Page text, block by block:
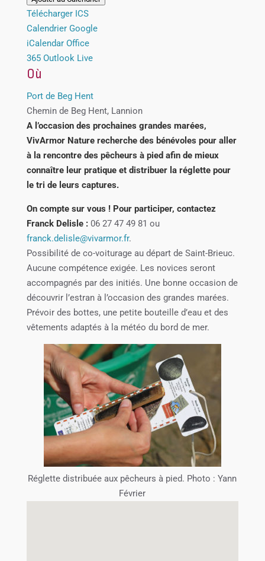
Télécharger ICS
Calendrier Google
iCalendar Office
365 Outlook Live
Où
Port de Beg Hent
Chemin de Beg Hent, Lannion
A l’occasion des prochaines grandes marées,
VivArmor Nature recherche des bénévoles pour aller
à la rencontre des pêcheurs à pied afin de mieux
connaître leur pratique et distribuer la réglette pour
le tri de leurs captures.
On compte sur vous ! Pour participer, contactez
Franck Delisle :06 27 47 49 81 ou
franck.delisle@vivarmor.fr.
Possibilité de co-voiturage au départ de Saint-Brieuc.
Aucune compétence exigée. Les novices seront
accompagnés par des initiés. Une bonne occasion de
découvrir l’estran à l’occasion des grandes marées.
Prévoir des bottes, une petite bouteille d’eau et des
vêtements adaptés à la météo du bord de mer.
Réglette distribuée aux pêcheurs à pied. Photo : Yann
Février